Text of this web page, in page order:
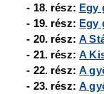
- 18. rész: Egy
- 19. rész: Egy
- 20. rész:A
- 21. rész:A
- 22. rész:A
- 23. rész:A